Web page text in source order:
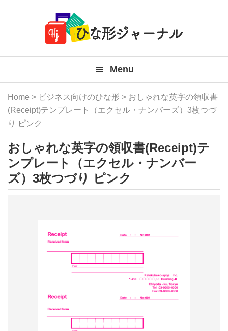
Navigation
料
テ
プ
レ
ト
(Mac
Menu
Home > ビジネス向けのひな形 > おしゃれな英字の領収書
(Receipt)テンプレート（エクセル・ナンバーズ）3枚つづ
り ピンク
おしゃれな英字の領収書(Receipt)テ
ンプレート（エクセル・ナンバー
ズ）3枚つづり ピンク